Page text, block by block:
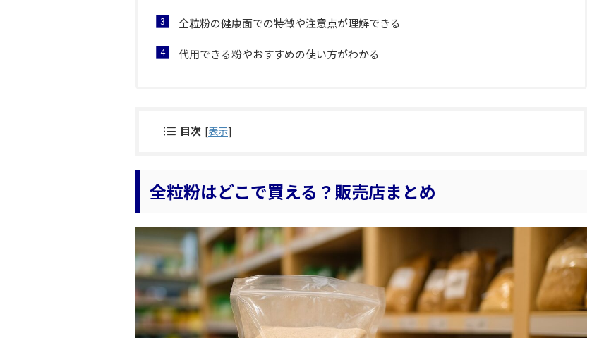
全粒粉の健康面での特徴や注意点が理解できる
代用できる粉やおすすめの使い方がわかる
目次 [表示]
全粒粉はどこで買える？販売店まとめ